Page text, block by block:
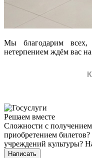
Мы благодарим
нетерпением ждём вас
Решаем вместе
Сложности с
приобретением
учреждений культуры?
Написать